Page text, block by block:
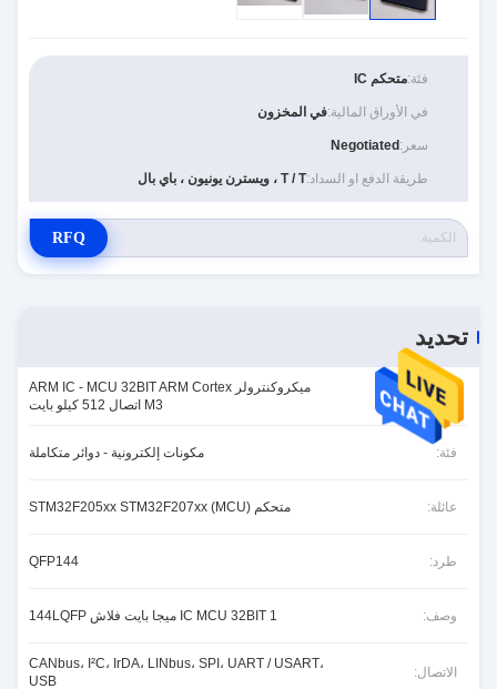
فئة:متحكم IC
في الأوراق المالية:في المخزون
سعر: Negotiated
طريقة الدفع او السداد:T / T ، ويسترن يونيون ، باي بال
RFQ
تحديد
تفاصيل:
ميكروكنترولر ARM IC - MCU 32BIT ARM Cortex
M3 اتصال 512 كيلو بايت
فئة: مكونات إلكترونية - دوائر متكاملة
عائلة: متحكم STM32F205xx STM32F207xx (MCU)
طرد: QFP144
وصف: IC MCU 32BIT 1 ميجا بايت فلاش 144LQFP
الاتصال:
CANbus، I²C، IrDA، LINbus، SPI، UART / USART،
USB